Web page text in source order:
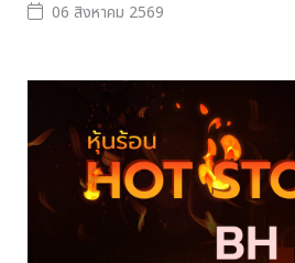
06 สิงหาคม 2569